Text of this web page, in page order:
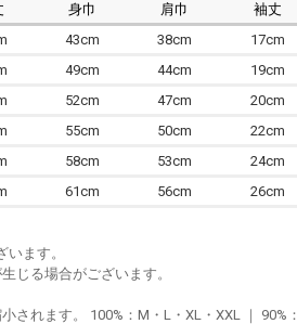
身巾 肩巾
袖丈
43cm 38cm
17cm
49cm 44cm
19cm
52cm 47cm
20cm
55cm 50cm
22cm
58cm 53cm
24cm
61cm 56cm 26cm
ます。
じる場合がございます。
れます。 100%：M・L・XL・XXL ｜ 90%：